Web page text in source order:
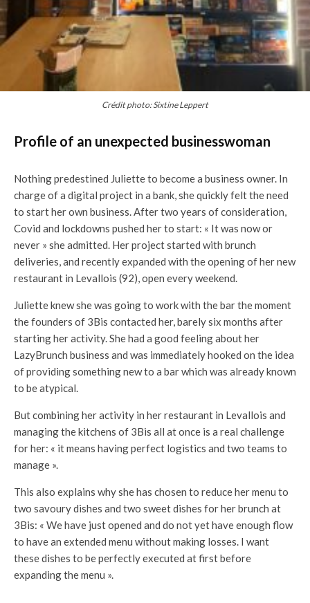
Crédit photo: Sixtine Leppert
Profile of an unexpected businesswoman
Nothing predestined Juliette to become a business owner. In
charge of a digital project in a bank, she quickly felt the need
to start her own business. After two years of consideration,
Covid and lockdowns pushed her to start: « It was now or
never » she admitted. Her project started with brunch
deliveries, and recently expanded with the opening of her new
restaurant in Levallois (92), open every weekend.
Juliette knew she was going to work with the bar the moment
the founders of 3Bis contacted her, barely six months after
starting her activity. She had a good feeling about her
LazyBrunch business and was immediately hooked on the idea
of providing something new to a bar which was already known
to be atypical.
But combining her activity in her restaurant in Levallois and
managing the kitchens of 3Bis all at once is a real challenge
for her: « it means having perfect logistics and two teams to
manage ».
This also explains why she has chosen to reduce her menu to
two savoury dishes and two sweet dishes for her brunch at
3Bis: « We have just opened and do not yet have enough flow
to have an extended menu without making losses. I want
these dishes to be perfectly executed at first before
expanding the menu ».